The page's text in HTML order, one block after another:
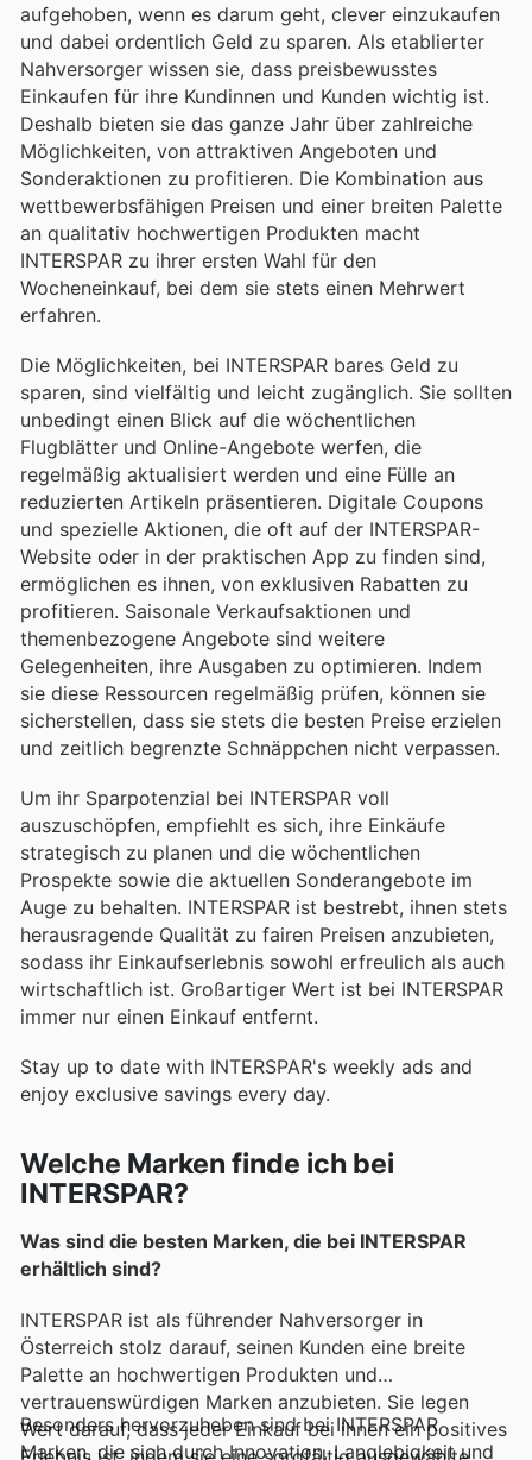
aufgehoben, wenn es darum geht, clever einzukaufen
und dabei ordentlich Geld zu sparen. Als etablierter
Nahversorger wissen sie, dass preisbewusstes
Einkaufen für ihre Kundinnen und Kunden wichtig ist.
Deshalb bieten sie das ganze Jahr über zahlreiche
Möglichkeiten, von attraktiven Angeboten und
Sonderaktionen zu profitieren. Die Kombination aus
wettbewerbsfähigen Preisen und einer breiten Palette
an qualitativ hochwertigen Produkten macht
INTERSPAR zu ihrer ersten Wahl für den
Wocheneinkauf, bei dem sie stets einen Mehrwert
erfahren.
Die Möglichkeiten, bei INTERSPAR bares Geld zu
sparen, sind vielfältig und leicht zugänglich. Sie sollten
unbedingt einen Blick auf die wöchentlichen
Flugblätter und Online-Angebote werfen, die
regelmäßig aktualisiert werden und eine Fülle an
reduzierten Artikeln präsentieren. Digitale Coupons
und spezielle Aktionen, die oft auf der INTERSPAR-
Website oder in der praktischen App zu finden sind,
ermöglichen es ihnen, von exklusiven Rabatten zu
profitieren. Saisonale Verkaufsaktionen und
themenbezogene Angebote sind weitere
Gelegenheiten, ihre Ausgaben zu optimieren. Indem
sie diese Ressourcen regelmäßig prüfen, können sie
sicherstellen, dass sie stets die besten Preise erzielen
und zeitlich begrenzte Schnäppchen nicht verpassen.
Um ihr Sparpotenzial bei INTERSPAR voll
auszuschöpfen, empfiehlt es sich, ihre Einkäufe
strategisch zu planen und die wöchentlichen
Prospekte sowie die aktuellen Sonderangebote im
Auge zu behalten. INTERSPAR ist bestrebt, ihnen stets
herausragende Qualität zu fairen Preisen anzubieten,
sodass ihr Einkaufserlebnis sowohl erfreulich als auch
wirtschaftlich ist. Großartiger Wert ist bei INTERSPAR
immer nur einen Einkauf entfernt.
Stay up to date with INTERSPAR's weekly ads and
enjoy exclusive savings every day.
Welche Marken finde ich bei
INTERSPAR?
Was sind die besten Marken, die bei INTERSPAR
erhältlich sind?
INTERSPAR ist als führender Nahversorger in
Österreich stolz darauf, seinen Kunden eine breite
Palette an hochwertigen Produkten und
vertrauenswürdigen Marken anzubieten. Sie legen
Wert darauf, dass jeder Einkauf bei ihnen ein positives
Besonders hervorzuheben sind bei INTERSPAR
Marken, die sich durch Innovation, Langlebigkeit und